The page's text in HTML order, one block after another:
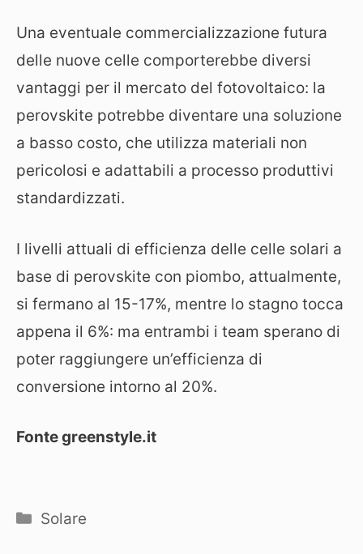
Una eventuale commercializzazione futura
delle nuove celle comporterebbe diversi
vantaggi per il mercato del fotovoltaico: la
perovskite potrebbe diventare una soluzione
a basso costo, che utilizza materiali non
pericolosi e adattabili a processo produttivi
standardizzati.
I livelli attuali di efficienza delle celle solari a
base di perovskite con piombo, attualmente,
si fermano al 15-17%, mentre lo stagno tocca
appena il 6%: ma entrambi i team sperano di
poter raggiungere un’efficienza di
conversione intorno al 20%.
Fonte greenstyle.it
Categorie
Solare